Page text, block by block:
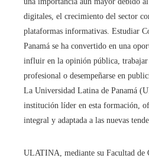
digitales, el crecimiento del sector
plataformas informativas. Estudiar
Panamá se ha convertido en una
influir en la opinión pública, trabajar
profesional o desempeñarse en
La Universidad Latina de Panamá
institución líder en esta formación,
integral y adaptada a las nuevas
ULATINA, mediante su Facultad de